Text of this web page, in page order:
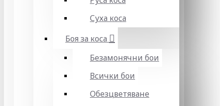
Суха коса
Боя за коса
Безамонячни бои
Всички бои
Обезцветяване